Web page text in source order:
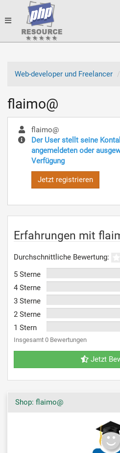
Toggle
Web-developer und Freelancer
flaimo@
flaimo@
Der User stellt seine
angemeldeten oder
Verfügung
Jetzt registrieren
Erfahrungen mit
Durchschnittliche Bewertung:
5 Sterne
4 Sterne
3 Sterne
2 Sterne
1 Stern
Insgesamt 0 Bewertungen
Jetzt
Shop: flaimo@